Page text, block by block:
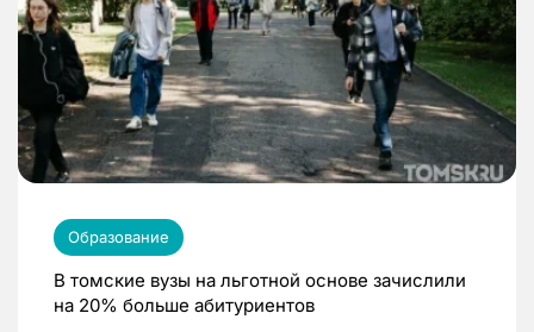
Образование
В томские вузы на льготной основе зачислили
на 20% больше абитуриентов